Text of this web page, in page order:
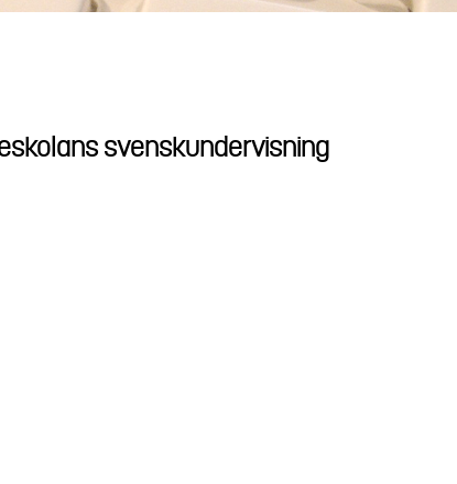
svenskundervisning